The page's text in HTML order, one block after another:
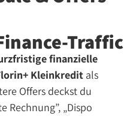
Traffic
finanzielle
Kleinkredit als
Offers deckst du
Rechnung”, „Dispo